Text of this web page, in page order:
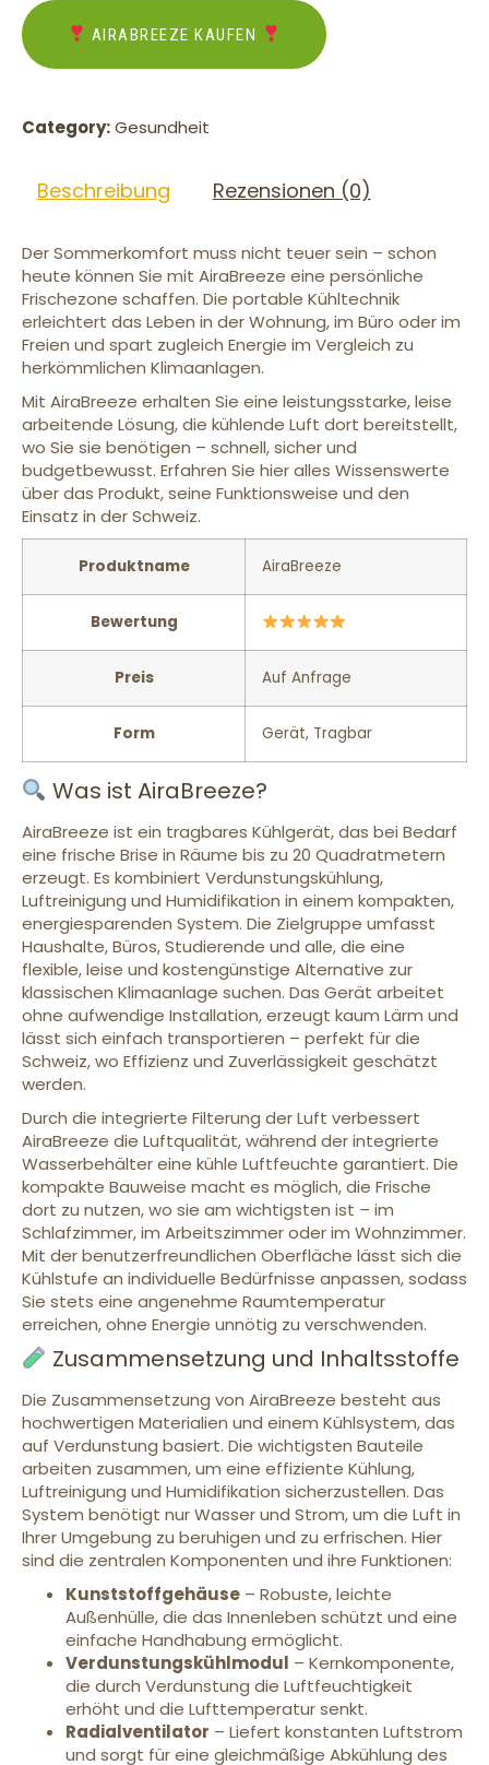
AIRABREEZE KAUFEN
Category:Gesundheit
Beschreibung Rezensionen (0)
Der Sommerkomfort muss nicht teuer sein – schon
heute können Sie mit AiraBreeze eine persönliche
Frischezone schaffen. Die portable Kühltechnik
erleichtert das Leben in der Wohnung, im Büro oder im
Freien und spart zugleich Energie im Vergleich zu
herkömmlichen Klimaanlagen.
Mit AiraBreeze erhalten Sie eine leistungsstarke, leise
arbeitende Lösung, die kühlende Luft dort bereitstellt,
wo Sie sie benötigen – schnell, sicher und
budgetbewusst. Erfahren Sie hier alles Wissenswerte
über das Produkt, seine Funktionsweise und den
Einsatz in der Schweiz.
Produktname AiraBreeze
Bewertung
Preis Auf Anfrage
Form Gerät, Tragbar
Was ist AiraBreeze?
AiraBreeze ist ein tragbares Kühlgerät, das bei Bedarf
eine frische Brise in Räume bis zu 20 Quadratmetern
erzeugt. Es kombiniert Verdunstungskühlung,
Luftreinigung und Humidifikation in einem kompakten,
energiesparenden System. Die Zielgruppe umfasst
Haushalte, Büros, Studierende und alle, die eine
flexible, leise und kostengünstige Alternative zur
klassischen Klimaanlage suchen. Das Gerät arbeitet
ohne aufwendige Installation, erzeugt kaum Lärm und
lässt sich einfach transportieren – perfekt für die
Schweiz, wo Effizienz und Zuverlässigkeit geschätzt
werden.
Durch die integrierte Filterung der Luft verbessert
AiraBreeze die Luftqualität, während der integrierte
Wasserbehälter eine kühle Luftfeuchte garantiert. Die
kompakte Bauweise macht es möglich, die Frische
dort zu nutzen, wo sie am wichtigsten ist – im
Schlafzimmer, im Arbeitszimmer oder im Wohnzimmer.
Mit der benutzerfreundlichen Oberfläche lässt sich die
Kühlstufe an individuelle Bedürfnisse anpassen, sodass
Sie stets eine angenehme Raumtemperatur
erreichen, ohne Energie unnötig zu verschwenden.
Zusammensetzung und Inhaltsstoffe
Die Zusammensetzung von AiraBreeze besteht aus
hochwertigen Materialien und einem Kühlsystem, das
auf Verdunstung basiert. Die wichtigsten Bauteile
arbeiten zusammen, um eine effiziente Kühlung,
Luftreinigung und Humidifikation sicherzustellen. Das
System benötigt nur Wasser und Strom, um die Luft in
Ihrer Umgebung zu beruhigen und zu erfrischen. Hier
sind die zentralen Komponenten und ihre Funktionen:
Kunststoffgehäuse – Robuste, leichte
Außenhülle, die das Innenleben schützt und eine
einfache Handhabung ermöglicht.
Verdunstungskühlmodul – Kernkomponente,
die durch Verdunstung die Luftfeuchtigkeit
erhöht und die Lufttemperatur senkt.
Radialventilator – Liefert konstanten Luftstrom
und sorgt für eine gleichmäßige Abkühlung des